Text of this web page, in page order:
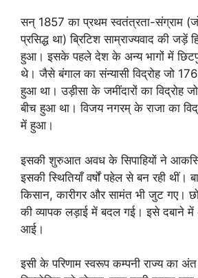
सन् 1857 का प्रथम स्वतंत्रता-संग्राम
प्रसिद्ध था) ब्रिटिश साम्राज्यवाद की जड़ें
हुआ। इसके पहले देश के अन्य भागों में
थे। जैसे बंगाल का संन्यासी विद्रोह जो
हुआ था। उड़ीसा के जमींदारों का
बीच हुआ था। विजय नगरम् के राजा का
में हुआ।
इसकी शुरुआत अवध के सिपाहियों ने
इसकी स्थितियाँ वर्षों पहेल से बन रही थीं।
किसान, कारीगर और सामंत भी जुट गए।
की व्यापक लड़ाई में बदल गई। इसे दबाने
आई।
इसी के परिणाम स्वरूप कम्पनी राज्य का